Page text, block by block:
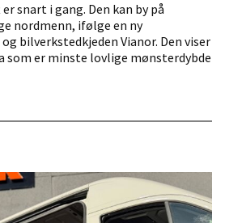
snart i gang. Den kan by på
nordmenn, ifølge en ny
bilverkstedkjeden Vianor. Den viser
som er minste lovlige mønsterdybde